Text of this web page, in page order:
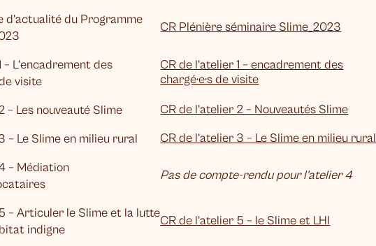
d’actualité du Programme
CR Plénière séminaire Slime_2023
– L’encadrement des
visite
CR de l’atelier 1 – encadrement des
chargé·e·s de visite
– Les nouveauté Slime CR de l’atelier 2 – Nouveautés Slime
– Le Slime en milieu rural CR de l’atelier 3 – Le Slime en milieu rural
– Médiation
Pas de compte-rendu pour l’atelier 4
– Articuler le Slime et la lutte
indigne
CR de l’atelier 5 – le Slime et LHI